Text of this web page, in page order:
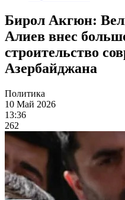
Бирол Акгюн:
Алиев внес
строительство
Азербайджана
Политика
10 Май 2026
13:36
262